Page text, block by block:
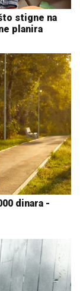
stigne na
planira
dinara -